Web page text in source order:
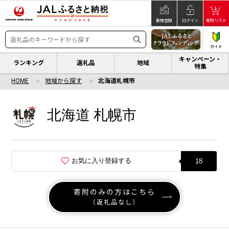
新規登録 ログイン 寄附リスト
ガイド
ランキング 返礼品 地域
キャンペーン・
特集
HOME 地域から探す 北海道札幌市
北海道 札幌市
お気に入り登録する 18
寄附のみの方はこちら
（返礼品なし）